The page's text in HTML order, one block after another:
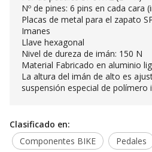
Nº de pines: 6 pins en cada cara
Placas de metal para el zapato
Imanes
Llave hexagonal
Nivel de dureza de imán: 150 N
Material Fabricado en aluminio
La altura del imán de alto es
suspensión especial de polímero
Clasificado en:
Componentes BIKE
Pedales